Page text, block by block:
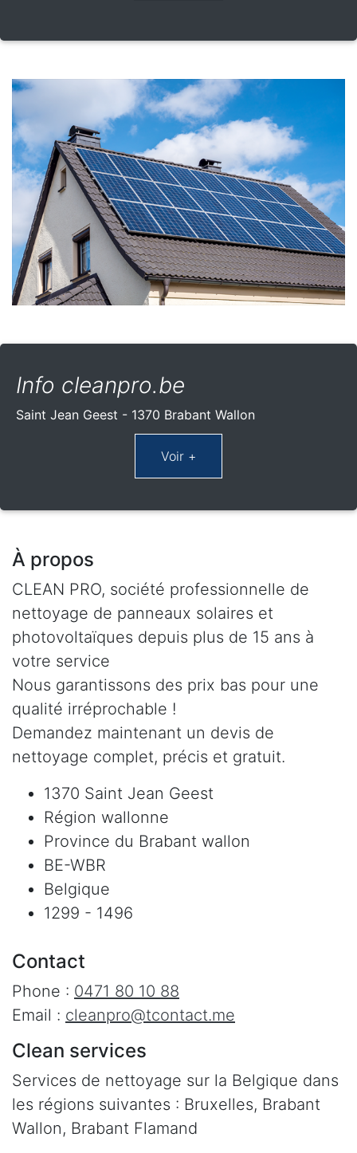
Info cleanpro.be
Saint Jean Geest - 1370 Brabant Wallon
À propos
CLEAN PRO, société professionnelle de
nettoyage de panneaux solaires et
photovoltaïques depuis plus de 15 ans à
votre service
Nous garantissons des prix bas pour une
qualité irréprochable !
Demandez maintenant un devis de
nettoyage complet, précis et gratuit.
1370 Saint Jean Geest
Région wallonne
Province du Brabant wallon
BE-WBR
Belgique
1299 - 1496
Contact
Phone : 0471 80 10 88
Email : cleanpro@tcontact.me
Clean services
Services de nettoyage sur la Belgique dans
les régions suivantes : Bruxelles, Brabant
Wallon, Brabant Flamand